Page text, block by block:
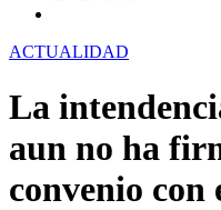
ACTUALIDAD
La
aun no ha
convenio